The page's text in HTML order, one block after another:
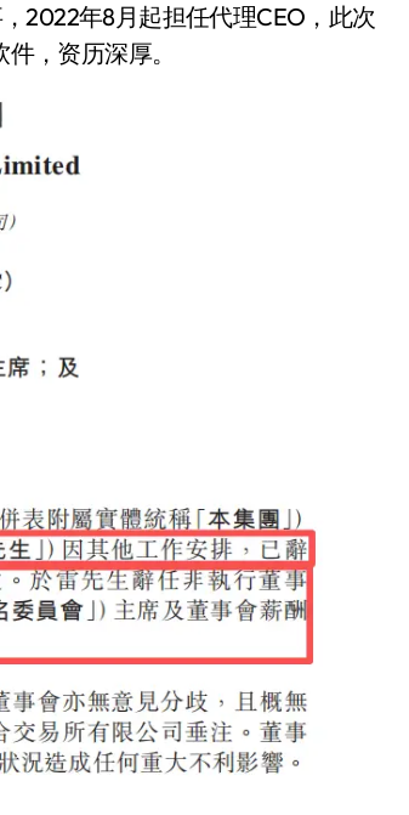
？2022年8月起担任代理CEO，此次
，资历深厚。